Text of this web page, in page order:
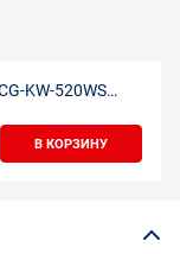
KW-520WS
В КОРЗИНУ